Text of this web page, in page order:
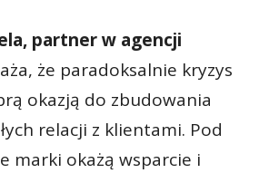
partner w agencji
że paradoksalnie kryzys
okazją do zbudowania
relacji z klientami. Pod
marki okażą wsparcie i